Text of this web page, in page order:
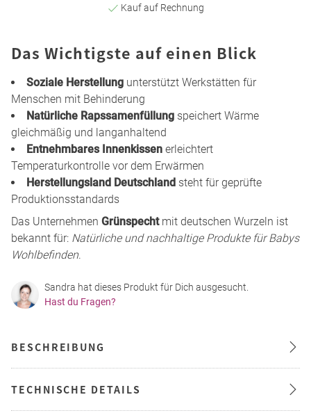
Kauf auf Rechnung
Das Wichtigste auf einen Blick
Soziale Herstellung unterstützt Werkstätten für
Menschen mit Behinderung
Natürliche Rapssamenfüllung speichert Wärme
gleichmäßig und langanhaltend
Entnehmbares Innenkissen erleichtert
Temperaturkontrolle vor dem Erwärmen
Herstellungsland Deutschland steht für geprüfte
Produktionsstandards
Das Unternehmen Grünspechtmit deutschen Wurzeln ist
bekannt für: Natürliche und nachhaltige Produkte für Babys
Wohlbefinden.
Sandra hat dieses Produkt für Dich ausgesucht.
Hast du Fragen?
BESCHREIBUNG
TECHNISCHE DETAILS